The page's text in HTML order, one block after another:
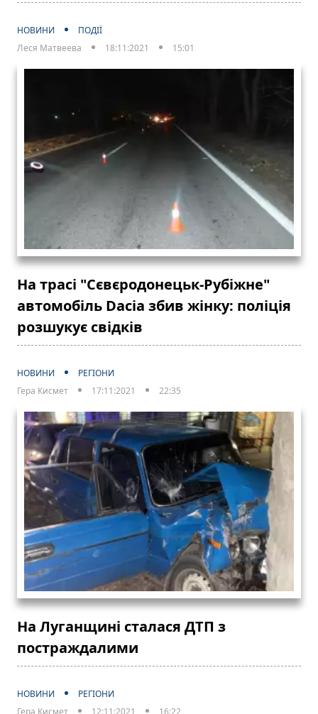
НОВИНИ
ПОДІЇ
Леся Матвеева
18:11:2021 15:01
На трасі "Сєвєродонецьк-Рубіжне"
автомобіль Dacia збив жінку: поліція
розшукує свідків
НОВИНИ
РЕГІОНИ
Гера Кисмет
17:11:2021 22:35
На Луганщині сталася ДТП з
постраждалими
НОВИНИ
РЕГІОНИ
Гера Кисмет
12:11:2021 16:22